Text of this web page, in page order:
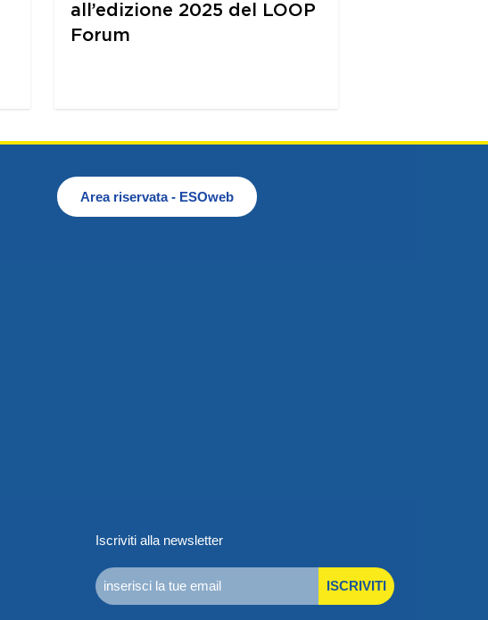
all’edizione 2025 del LOOP
Forum
Area riservata - ESOweb
Iscriviti alla newsletter
ISCRIVITI